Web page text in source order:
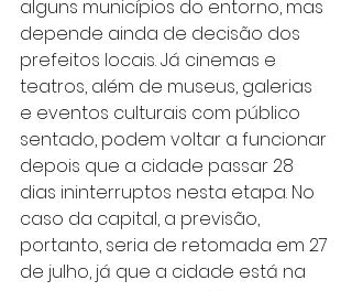
alguns municípios do entorno, mas
depende ainda de decisão dos
prefeitos locais. Já cinemas e
teatros, além de museus, galerias
e eventos culturais com público
sentado, podem voltar a funcionar
depois que a cidade passar 28
dias ininterruptos nesta etapa. No
caso da capital, a previsão,
portanto, seria de retomada em 27
de julho, já que a cidade está na